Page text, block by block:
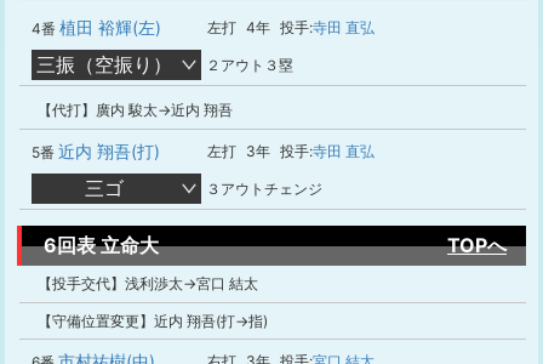
4番 植田 裕輝(左) 左打 4年 投手:寺田 直弘
三振（空振り） ２アウト３塁
【代打】廣内 駿太→近内 翔吾
5番 近内 翔吾(打) 左打 3年 投手:寺田 直弘
三ゴ ３アウトチェンジ
6回表 立命大 TOPへ
【投手交代】浅利渉太→宮口 結太
【守備位置変更】近内 翔吾(打→指)